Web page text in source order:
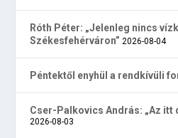
Róth Péter: „Jelenleg nincs
Székesfehérváron” 2026-08-04
Péntektől enyhül a rendkívüli
Cser-Palkovics András: „Az itt
2026-08-03